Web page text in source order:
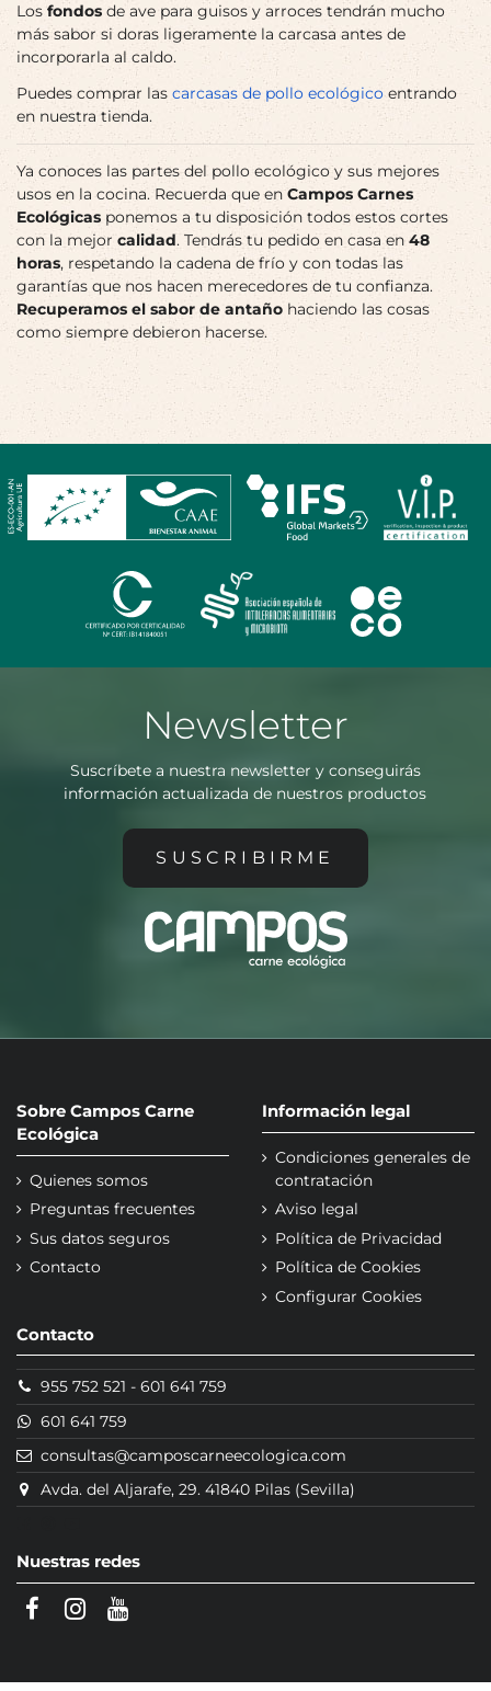
Losfondos de ave para guisos y arroces tendrán mucho
más sabor si doras ligeramente la carcasa antes de
incorporarla al caldo.
Puedes comprar las carcasas de pollo ecológicoentrando
en nuestra tienda.
Ya conoces las partes del pollo ecológico y sus mejores
usos en la cocina. Recuerda que en Campos Carnes
Ecológicas ponemos a tu disposición todos estos cortes
con la mejor calidad. Tendrás tu pedido en casa en 48
horas, respetando la cadena de frío y con todas las
garantías que nos hacen merecedores de tu confianza.
Recuperamos el sabor de antaño haciendo las cosas
como siempre debieron hacerse.
Newsletter
Suscríbete a nuestra newsletter y conseguirás
información actualizada de nuestros productos
SUSCRIBIRME
Sobre Campos Carne
Ecológica
Quienes somos
Preguntas frecuentes
Sus datos seguros
Contacto
Información legal
Condiciones generales de
contratación
Aviso legal
Política de Privacidad
Política de Cookies
Configurar Cookies
Contacto
955 752 521 -601 641 759
601 641 759
consultas@camposcarneecologica.com
Avda. del Aljarafe, 29. 41840 Pilas (Sevilla)
Nuestras redes